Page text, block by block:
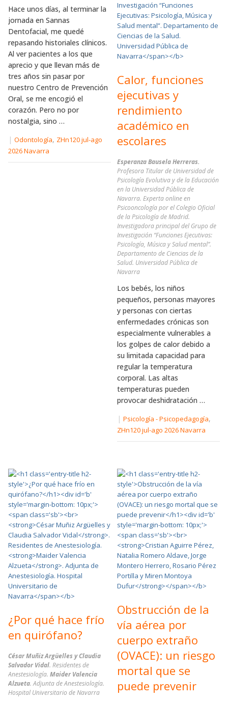
Hace unos días, al terminar la
jornada en Sannas
Dentofacial, me quedé
repasando historiales clínicos.
Al ver pacientes a los que
aprecio y que llevan más de
tres años sin pasar por
nuestro Centro de Prevención
Oral, se me encogió el
corazón. Pero no por
nostalgia, sino …
| Odontología, ZHn120 jul-ago
2026 Navarra
Calor, funciones
ejecutivas y
rendimiento
académico en
escolares
Esperanza Bausela Herreras.
Profesora Titular de Universidad de
Psicología Evolutiva y de la Educación
en la Universidad Pública de
Navarra. Experta online en
Psicooncología por el Colegio Oficial
de la Psicología de Madrid.
Investigadora principal del Grupo de
Investigación “Funciones Ejecutivas:
Psicología, Música y Salud mental”.
Departamento de Ciencias de la
Salud. Universidad Pública de
Navarra
Los bebés, los niños
pequeños, personas mayores
y personas con ciertas
enfermedades crónicas son
especialmente vulnerables a
los golpes de calor debido a
su limitada capacidad para
regular la temperatura
corporal. Las altas
temperaturas pueden
provocar deshidratación …
|Psicología - Psicopedagogía,
ZHn120 jul-ago 2026 Navarra
¿Por qué hace frío
en quirófano?
César Muñiz Argüelles y Claudia
Salvador Vidal. Residentes de
Anestesiología. Maider Valencia
Alzueta. Adjunta de Anestesiología.
Hospital Universitario de Navarra
Obstrucción de la
vía aérea por
cuerpo extraño
(OVACE): un riesgo
mortal que se
puede prevenir